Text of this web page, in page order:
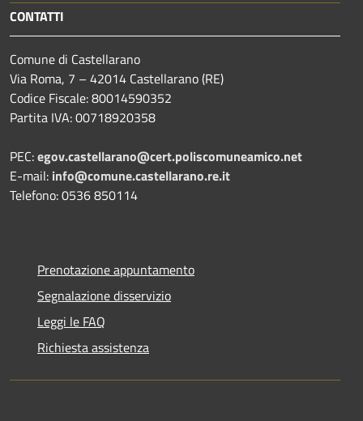
CONTATTI
Comune di Castellarano
Via Roma, 7 – 42014 Castellarano (RE)
Codice Fiscale: 80014590352
Partita IVA: 00718920358
PEC:egov.castellarano@cert.poliscomuneamico.net
E-mail: info@comune.castellarano.re.it
Telefono: 0536 850114
Prenotazione appuntamento
Segnalazione disservizio
Leggi le FAQ
Richiesta assistenza